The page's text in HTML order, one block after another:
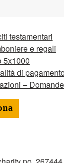
testamentari
e regali
5x1000
di
–